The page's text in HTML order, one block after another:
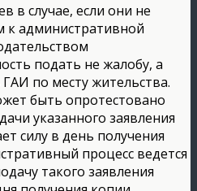
в случае, если они не
к административной
подать не жалобу, а
по месту жительства.
быть опротестовано
указанного заявления
силу в день получения
процесс ведется
такого заявления